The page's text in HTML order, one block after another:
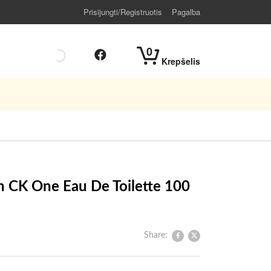
Prisijungti/Registruotis Pagalba
0
Krepšelis
CK One Eau De Toilette 100
Share: